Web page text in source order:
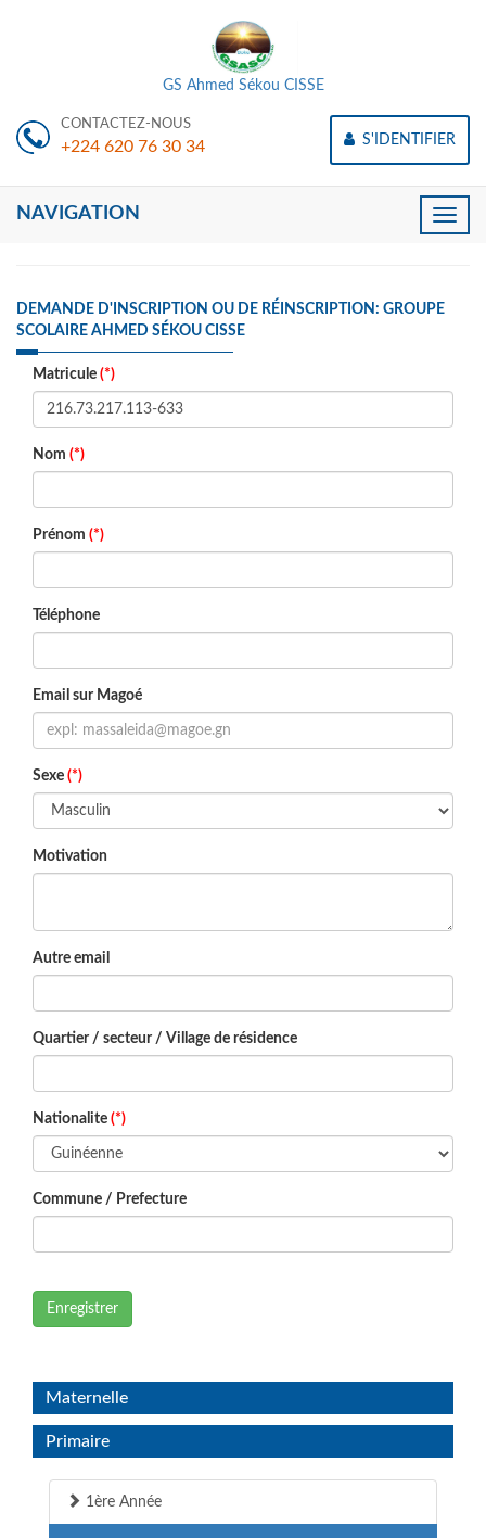
GS Ahmed Sékou CISSE
CONTACTEZ-NOUS
+224 620 76 30 34 S'IDENTIFIER
Toggle
NAVIGATION
DEMANDE D'INSCRIPTION OU DE RÉINSCRIPTION: GROUPE
SCOLAIRE AHMED SÉKOU CISSE
Matricule (*)
Nom (*)
Prénom (*)
Téléphone
Email sur Magoé
Sexe (*)
Motivation
Autre email
Quartier / secteur / Village de résidence
Nationalite (*)
Commune / Prefecture
Enregistrer
Maternelle
Primaire
1ère Année